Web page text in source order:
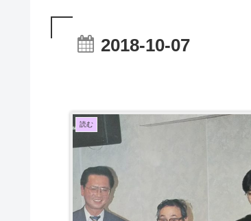
2018-10-07
読む